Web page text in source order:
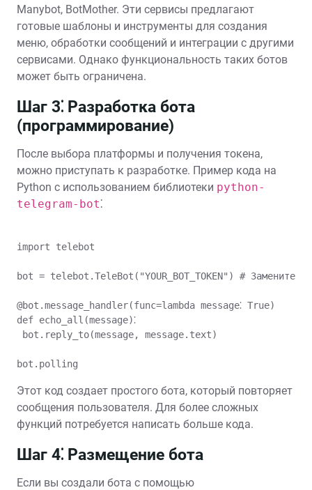
Manybot, BotMother. Эти сервисы предлагают
готовые шаблоны и инструменты для создания
меню, обработки сообщений и интеграции с другими
сервисами. Однако функциональность таких ботов
может быть ограничена.
Шаг 3⁚ Разработка бота
(программирование)
После выбора платформы и получения токена,
можно приступать к разработке. Пример кода на
Python с использованием библиотеки python-
telegram-bot⁚
import telebot
bot = telebot.TeleBot("YOUR_BOT_TOKEN") # Замените
@bot.message_handler(func=lambda message⁚ True)
def echo_all(message)⁚
bot.reply_to(message, message.text)
Этот код создает простого бота, который повторяет
сообщения пользователя. Для более сложных
функций потребуется написать больше кода.
Шаг 4⁚ Размещение бота
Если вы создали бота с помощью